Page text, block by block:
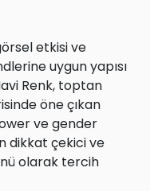
etkisi ve
uygun yapısı
Renk, toptan
öne çıkan
ve gender
dikkat çekici ve
olarak tercih